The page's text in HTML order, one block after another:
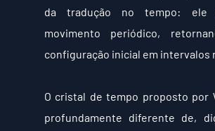
da tradução no tempo: ele
movimento periódico,
configuração inicial em intervalos
O cristal de tempo proposto por
profundamente diferente de,